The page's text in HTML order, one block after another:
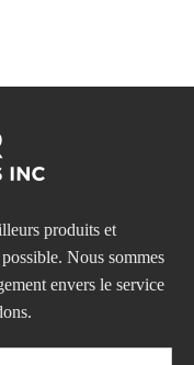
produits et
Nous sommes
envers le service